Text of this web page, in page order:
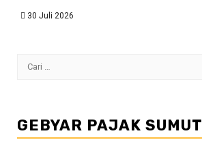
30 Juli 2026
Cari
GEBYAR PAJAK SUMUT